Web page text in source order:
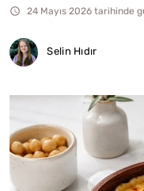
24 Mayıs 2026 tarihinde
Selin Hıdır